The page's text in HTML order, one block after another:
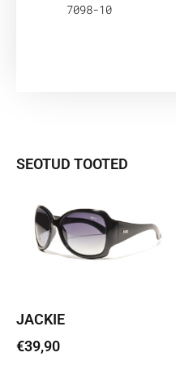
7098-10
SEOTUD TOOTED
JACKIE
€39,90